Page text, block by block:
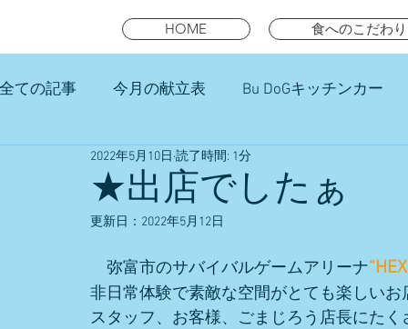
HOME 食へのこだわり
全ての記事 今月の献立表 Bu DoGキッチンカー
未就園児スマイルキッズランチ
★出店でしたぁ
2022年5月10日 読了時間: 1分
更新日： 2022年5月12日
弥富市のサバイバルゲームアリーナ
非日常体験で素敵な空間がとても楽しいお
スタッフ、お客様、ごまじろう店長にた